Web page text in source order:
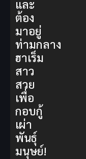
และ
ต้อง
มาอยู่
ท่ามกลาง
ฮาเร็ม
สาว
สวย
เพื่อ
กอบกู้
เผ่า
พันธุ์
มนุษย์!